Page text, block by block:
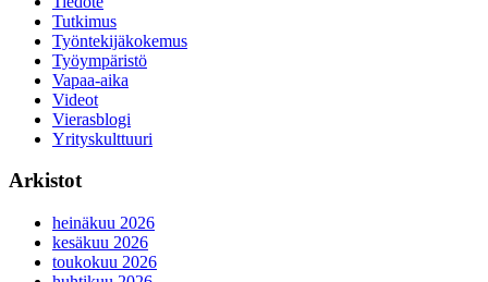
Tutkimus
Työntekijäkokemus
Työympäristö
Vapaa-aika
Videot
Vierasblogi
Yrityskulttuuri
Arkistot
heinäkuu 2026
kesäkuu 2026
toukokuu 2026